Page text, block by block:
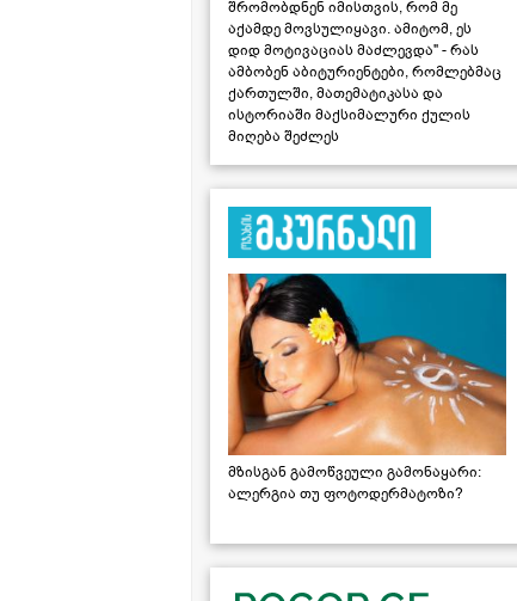
შრომობდნენ იმისთვის, რომ მე
აქამდე მოვსულიყავი. ამიტომ, ეს
დიდ მოტივაციას მაძლევდა" - რას
ამბობენ აბიტურიენტები, რომლებმაც
ქართულში, მათემატიკასა და
ისტორიაში მაქსიმალური ქულის
მიღება შეძლეს
მზისგან გამოწვეული გამონაყარი:
ალერგია თუ ფოტოდერმატოზი?